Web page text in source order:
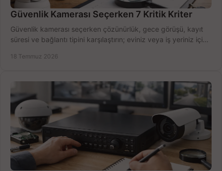
Güvenlik Kamerası Seçerken 7 Kritik Kriter
Güvenlik kamerası seçerken çözünürlük, gece görüşü, kayıt
süresi ve bağlantı tipini karşılaştırın; eviniz veya iş yeriniz için
18 Temmuz 2026